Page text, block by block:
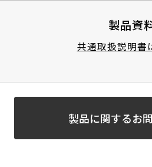
製品資
共通取扱説明書
製品に関するお